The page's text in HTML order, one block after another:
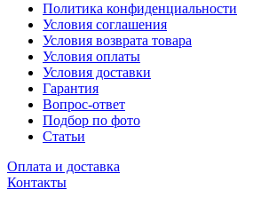
Политика конфиденциальности
Условия соглашения
Условия возврата товара
Условия оплаты
Условия доставки
Гарантия
Вопрос-ответ
Подбор по фото
Статьи
Оплата и доставка
Контакты